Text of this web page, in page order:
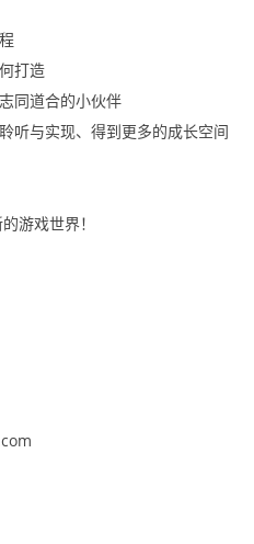
打造
同道合的小伙伴
听与实现、得到更多的成长空间
游戏世界！